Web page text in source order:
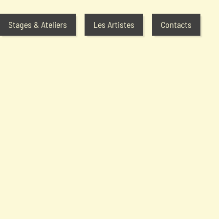
Stages & Ateliers Les Artistes Contacts